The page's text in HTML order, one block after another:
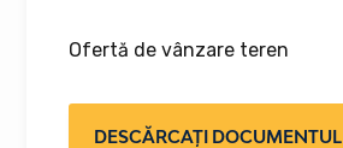
Ofertă de vânzare teren
DESCĂRCAȚI DOCUMENTUL